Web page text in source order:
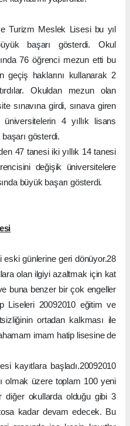
Turizm Meslek Lisesi bu yıl
başarı gösterdi. Okul
76 öğrenci mezun etti bu
geçiş haklarını kullanarak 2
Okuldan mezun olan
sınavına girdi, sınava giren
4 yıllık lisans
gösterdi.
47 tanesi iki yıllık 14 tanesi
değişik üniversitelere
büyük başarı gösterdi.
eski günlerine geri dönüyor.28
olan ilgiyi azaltmak için kat
buna benzer bir çok engeller
20092010 eğitim ve
ortadan kalkması ile
imam hatip lisesine de
kayıtlara başladı.20092010
olmak üzere toplam 100 yeni
diğer okullarda olduğu gibi 3
kadar devam edecek. Bu